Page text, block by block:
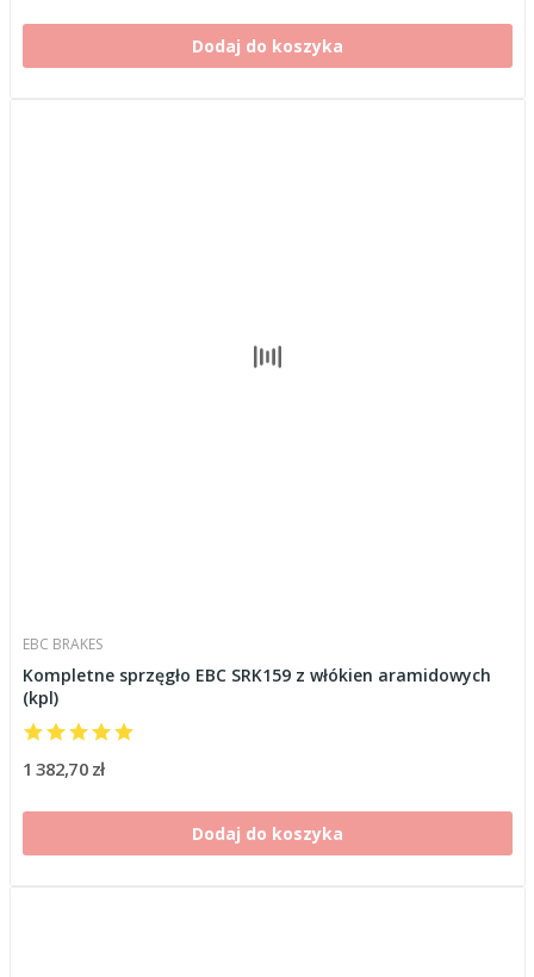
Dodaj do koszyka
EBC BRAKES
Kompletne sprzęgło EBC SRK159 z włókien aramidowych
(kpl)
1 382,70 zł
Dodaj do koszyka